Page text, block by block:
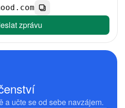
zprávu
a učte se od sebe navzájem.